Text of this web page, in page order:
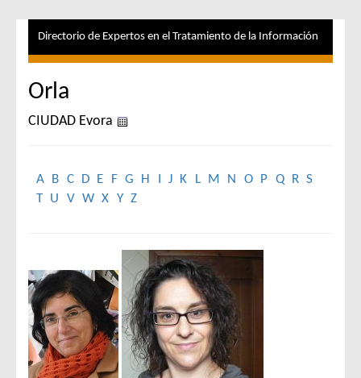
Directorio de Expertos en el Tratamiento de la Información
Orla
CIUDAD Evora
A B C D E F G H J K L M N O P Q R S
T U V W X Y Z